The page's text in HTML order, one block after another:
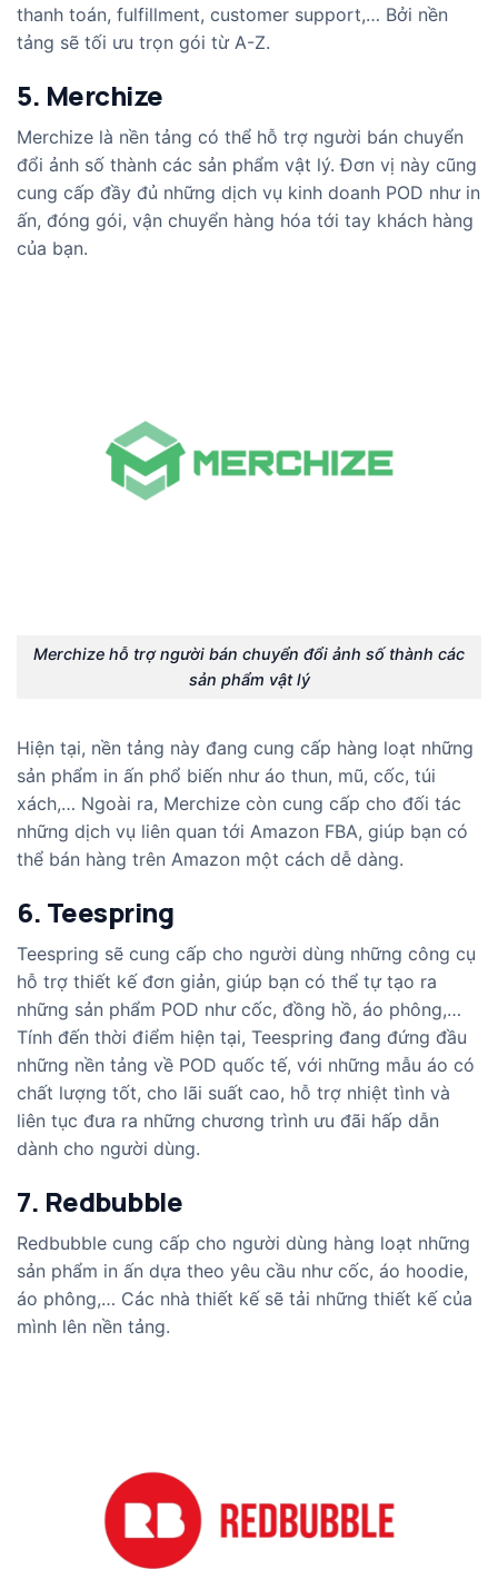
thanh toán, fulfillment, customer support,… Bởi nền
tảng sẽ tối ưu trọn gói từ A-Z.
5. Merchize
Merchize là nền tảng có thể hỗ trợ người bán chuyển
đổi ảnh số thành các sản phẩm vật lý. Đơn vị này cũng
cung cấp đầy đủ những dịch vụ kinh doanh POD như in
ấn, đóng gói, vận chuyển hàng hóa tới tay khách hàng
của bạn.
Merchize hỗ trợ người bán chuyển đổi ảnh số thành các
sản phẩm vật lý
Hiện tại, nền tảng này đang cung cấp hàng loạt những
sản phẩm in ấn phổ biến như áo thun, mũ, cốc, túi
xách,… Ngoài ra, Merchize còn cung cấp cho đối tác
những dịch vụ liên quan tới Amazon FBA, giúp bạn có
thể bán hàng trên Amazon một cách dễ dàng.
6. Teespring
Teespring sẽ cung cấp cho người dùng những công cụ
hỗ trợ thiết kế đơn giản, giúp bạn có thể tự tạo ra
những sản phẩm POD như cốc, đồng hồ, áo phông,…
Tính đến thời điểm hiện tại, Teespring đang đứng đầu
những nền tảng về POD quốc tế, với những mẫu áo có
chất lượng tốt, cho lãi suất cao, hỗ trợ nhiệt tình và
liên tục đưa ra những chương trình ưu đãi hấp dẫn
dành cho người dùng.
7. Redbubble
Redbubble cung cấp cho người dùng hàng loạt những
sản phẩm in ấn dựa theo yêu cầu như cốc, áo hoodie,
áo phông,… Các nhà thiết kế sẽ tải những thiết kế của
mình lên nền tảng.